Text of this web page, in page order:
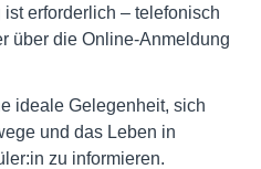
erforderlich – telefonisch
über die Online-Anmeldung
ideale Gelegenheit, sich
und das Leben in
zu informieren.